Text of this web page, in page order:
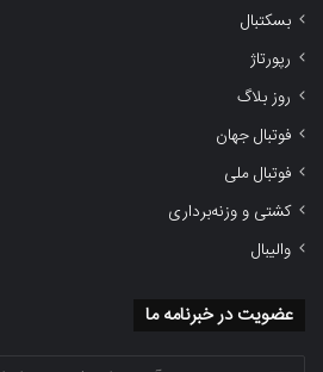
بسکتبال
رپورتاژ
روز بلاگ
فوتبال جهان
فوتبال ملی
کشتی و وزنه‌برداری
والیبال
عضویت در خبرنامه ما